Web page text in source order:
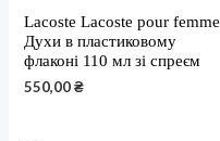
Lacoste Lacoste pour femme
Духи в пластиковому
флаконі 110 мл зі спреєм
550,00₴